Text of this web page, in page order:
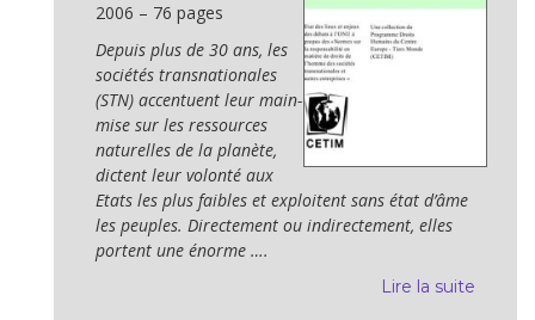
2006 – 76 pages
Depuis plus de 30 ans, les
sociétés transnationales
(STN) accentuent leur main-
mise sur les ressources
naturelles de la planète,
dictent leur volonté aux
Etats les plus faibles et exploitent sans état d’âme
les peuples. Directement ou indirectement, elles
portent une énorme ….
Lire la suite